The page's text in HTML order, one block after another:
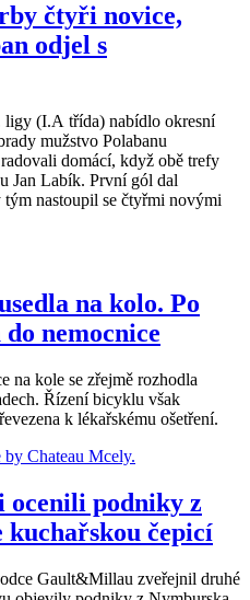
čtyři novice,
odjel s
(I.A třída) nabídlo okresní
mužstvo Polabanu
domácí, když obě trefy
Jan Labík. První gól dal
nastoupil se čtyřmi novými
na kolo. Po
nemocnice
na kole se zřejmě rozhodla
Řízení bicyklu však
k lékařskému ošetření.
ocenili podniky z
kuchařskou čepicí
Gault&Millau zveřejnil druhé